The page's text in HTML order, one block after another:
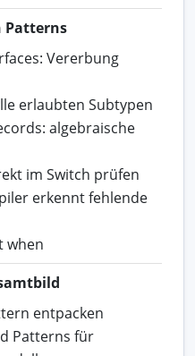
Patterns
Vererbung
erlaubten Subtypen
algebraische
im Switch prüfen
erkennt fehlende
when
entpacken
Patterns für